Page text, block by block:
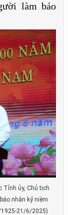
làm báo
Tỉnh ủy, Chủ tịch
nhân kỷ niệm
21/6/2025)